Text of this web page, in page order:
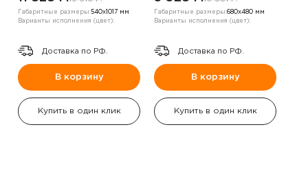
Габаритные размеры:540х1017 мм
Варианты исполнения (цвет):
Доставка по РФ.
В корзину
Купить в один клик
Габаритные размеры:680х480 мм
Варианты исполнения (цвет):
Доставка по РФ.
В корзину
Купить в один клик